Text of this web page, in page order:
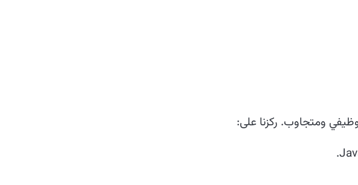
ومتجاوب. ركزنا على: